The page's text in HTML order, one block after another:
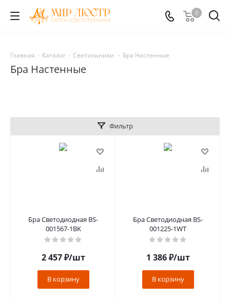
0
Главная - Каталог - Светильники - Бра Настенные
Бра Настенные
Фильтр
Бра Светодиодная BS-
001567-1BK
2 457₽/шт
В корзину
Бра Светодиодная BS-
001225-1WT
1 386₽/шт
В корзину